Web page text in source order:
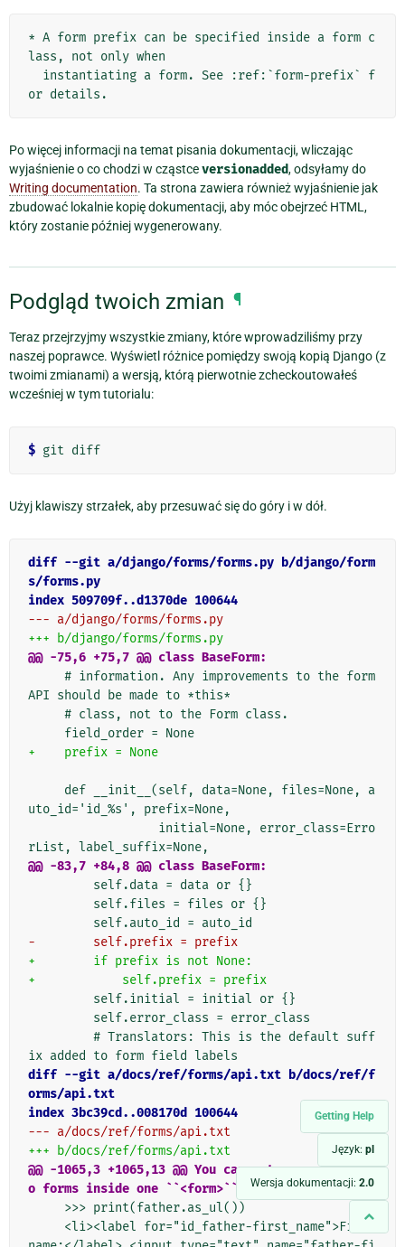
Getting Help
Język: pl
Wersja dokumentacji: 2.0
* A form prefix can be specified inside a form c
lass, not only when
Po więcej informacji na temat pisania dokumentacji, wliczając
wyjaśnienie o co chodzi w cząstceversionadded, odsyłamy do
Writing documentation. Ta strona zawiera również wyjaśnienie jak
zbudować lokalnie kopię dokumentacji, aby móc obejrzeć HTML,
który zostanie później wygenerowany.
Podgląd twoich zmian ¶
Teraz przejrzyjmy wszystkie zmiany, które wprowadziliśmy przy
naszej poprawce. Wyświetl różnice pomiędzy swoją kopią Django (z
twoimi zmianami) a wersją, którą pierwotnie zcheckoutowałeś
wcześniej w tym tutorialu:
$
Użyj klawiszy strzałek, aby przesuwać się do góry i w dół.
diff --git a/django/forms/forms.py b/django/form
s/forms.py
index 509709f..d1370de 100644
--- a/django/forms/forms.py
+++ b/django/forms/forms.py
@@ -75,6 +75,7 @@ class BaseForm:
API should be made to *this*
+    prefix = None
uto_id='id_%s', prefix=None,
@@ -83,7 +84,8 @@ class BaseForm:
-        self.prefix = prefix
+        if prefix is not None:
+            self.prefix = prefix
diff --git a/docs/ref/forms/api.txt b/docs/ref/f
orms/api.txt
index 3bc39cd..008170d 100644
--- a/docs/ref/forms/api.txt
+++ b/docs/ref/forms/api.txt
@@ -1065,3 +1065,13 @@ You can put several Djang
o forms inside one ``<form>`` tag. To give each